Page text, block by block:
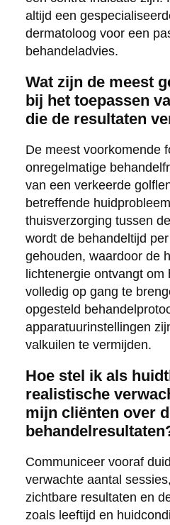
altijd een
dermatoloog voor een
behandeladvies.
Wat zijn de meest
bij het toepassen
die de resultaten
De meest voorkomende
onregelmatige
van een verkeerde
betreffende
thuisverzorging tussen
wordt de behandeltijd
gehouden, waardoor de
lichtenergie ontvangt om
volledig op gang te
opgesteld
apparatuurinstellingen
valkuilen te vermijden.
Hoe stel ik als
realistische
mijn cliënten over
Communiceer vooraf
verwachte aantal
zichtbare resultaten en
zoals leeftijd en